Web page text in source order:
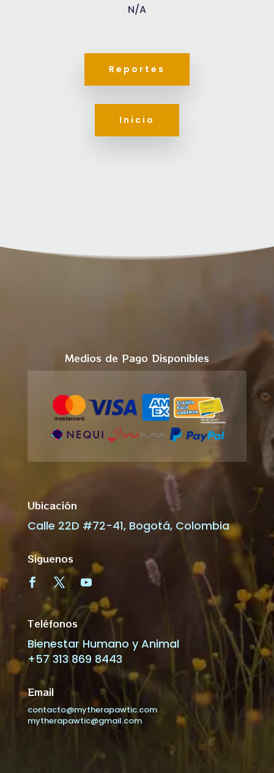
N/A
Reportes
Inicio
Medios de Pago Disponibles
Ubicación
Calle 22D #72-41, Bogotá, Colombia
Siguenos
Teléfonos
Bienestar Humano y Animal
+57 313 869 8443
Email
contacto@mytherapawtic.com
mytherapawtic@gmail.com